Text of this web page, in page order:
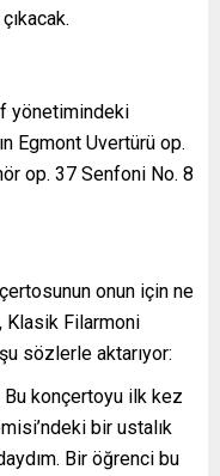
yönetimindeki
Egmont Uvertürü op.
op. 37 Senfoni No. 8
onun için ne
Klasik Filarmoni
sözlerle aktarıyor:
konçertoyu ilk kez
bir ustalık
Bir öğrenci bu